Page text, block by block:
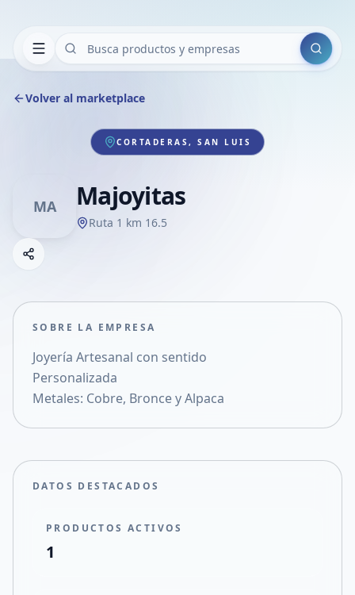
Buscar
Volver al marketplace
CORTADERAS, SAN LUIS
MA Majoyitas
Ruta 1 km 16.5
Compartir empresa
Compartir en X
SOBRE LA EMPRESA
Joyería Artesanal con sentido
Personalizada
Metales: Cobre, Bronce y Alpaca
DATOS DESTACADOS
PRODUCTOS ACTIVOS
1